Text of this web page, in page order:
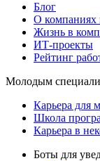
Блог
О компаниях
Жизнь в
ИТ-проекты
Рейтинг
Молодым
Карьера для
Школа
Карьера в
Боты для